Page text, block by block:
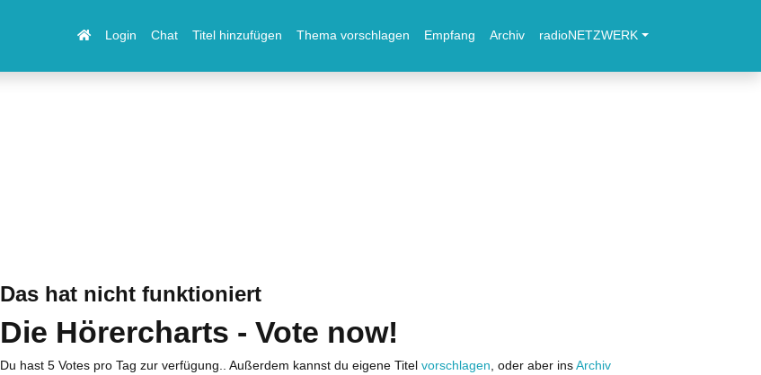
Login Chat Titel hinzufügen Thema vorschlagen Empfang Archiv radioNETZWERK
Das hat nicht funktioniert
Die Hörercharts - Vote now!
Du hast 5 Votes pro Tag zur verfügung.. Außerdem kannst du eigene Titel vorschlagen , oder aber ins Archiv